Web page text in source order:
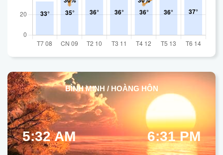
BÌNH MINH / HOÀNG HÔN
5:32 AM 6:31 PM